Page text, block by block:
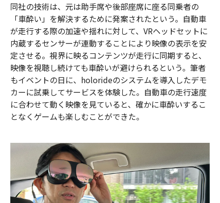
同社の技術は、元は助手席や後部座席に座る同乗者の
「車酔い」を解決するために発案されたという。自動車
が走行する際の加速や揺れに対して、VRヘッドセットに
内蔵するセンサーが連動することにより映像の表示を安
定させる。視界に映るコンテンツが走行に同期すると、
映像を視聴し続けても車酔いが避けられるという。筆者
もイベントの日に、holorideのシステムを導入したデモ
カーに試乗してサービスを体験した。自動車の走行速度
に合わせて動く映像を見ていると、確かに車酔いするこ
となくゲームも楽しむことができた。